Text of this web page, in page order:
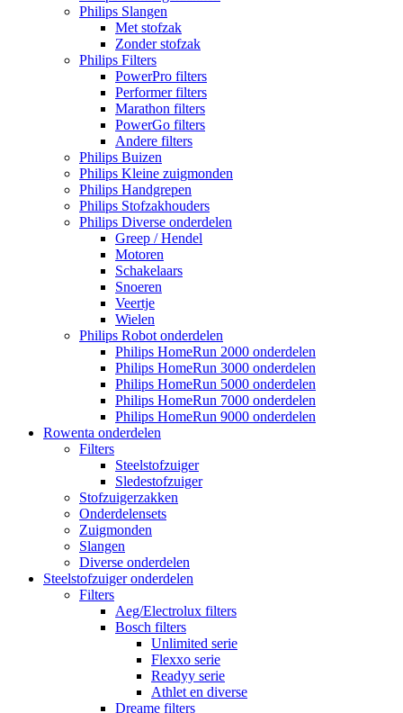
Philips Slangen
Met stofzak
Zonder stofzak
Philips Filters
PowerPro filters
Performer filters
Marathon filters
PowerGo filters
Andere filters
Philips Buizen
Philips Kleine zuigmonden
Philips Handgrepen
Philips Stofzakhouders
Philips Diverse onderdelen
Greep / Hendel
Motoren
Schakelaars
Snoeren
Veertje
Wielen
Philips Robot onderdelen
Philips HomeRun 2000 onderdelen
Philips HomeRun 3000 onderdelen
Philips HomeRun 5000 onderdelen
Philips HomeRun 7000 onderdelen
Philips HomeRun 9000 onderdelen
Rowenta onderdelen
Filters
Steelstofzuiger
Sledestofzuiger
Stofzuigerzakken
Onderdelensets
Zuigmonden
Slangen
Diverse onderdelen
Steelstofzuiger onderdelen
Filters
Aeg/Electrolux filters
Bosch filters
Unlimited serie
Flexxo serie
Readyy serie
Athlet en diverse
Dreame filters